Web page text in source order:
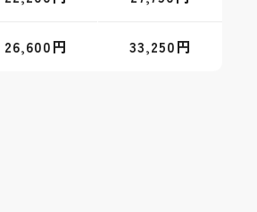
26,600円 33,250円